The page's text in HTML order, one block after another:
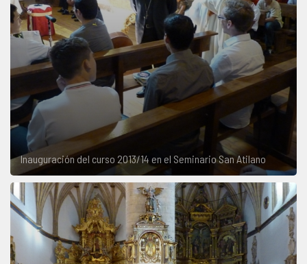
Inauguración del curso 2013/14 en el Seminario San Atilano